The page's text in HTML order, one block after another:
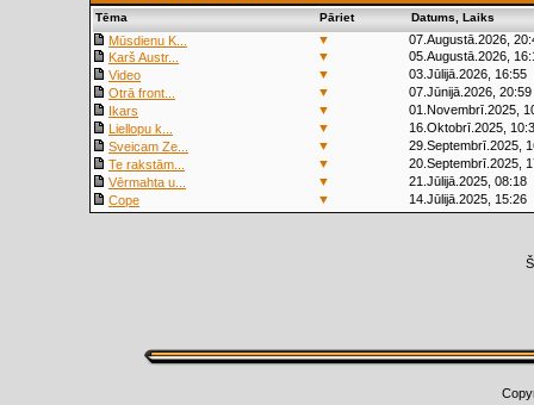
Tēma Pāriet Datums, Laiks
Mūsdienu K... ▼
07.Augustā.2026,
Karš Austr...
▼
05.Augustā.2026,
Video
▼
03.Jūlijā.2026, 16:55
Otrā front...
▼
07.Jūnijā.2026, 20:59
Ikars
▼
01.Novembrī.2025,
Liellopu k...
▼
16.Oktobrī.2025,
Sveicam Ze...
▼
29.Septembrī.2025,
Te rakstām...
▼
20.Septembrī.2025,
Vērmahta u...
▼
21.Jūlijā.2025, 08:18
Cope
▼ 14.Jūlijā.2025, 15:26